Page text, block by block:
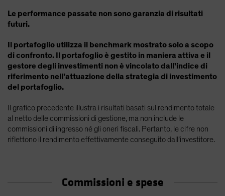
Le performance passate non sono garanzia di risultati
futuri.
Il portafoglio utilizza il benchmark mostrato solo a scopo
di confronto. Il portafoglio è gestito in maniera attiva e il
gestore degli investimenti non è vincolato dall'indice di
riferimento nell’attuazione della strategia di investimento
del portafoglio.
Il grafico precedente illustra i risultati basati sul rendimento totale
al netto delle commissioni di gestione, ma non include le
commissioni di ingresso né gli oneri fiscali. Pertanto, le cifre non
riflettono il rendimento effettivamente conseguito dall’investitore.
Commissioni e spese